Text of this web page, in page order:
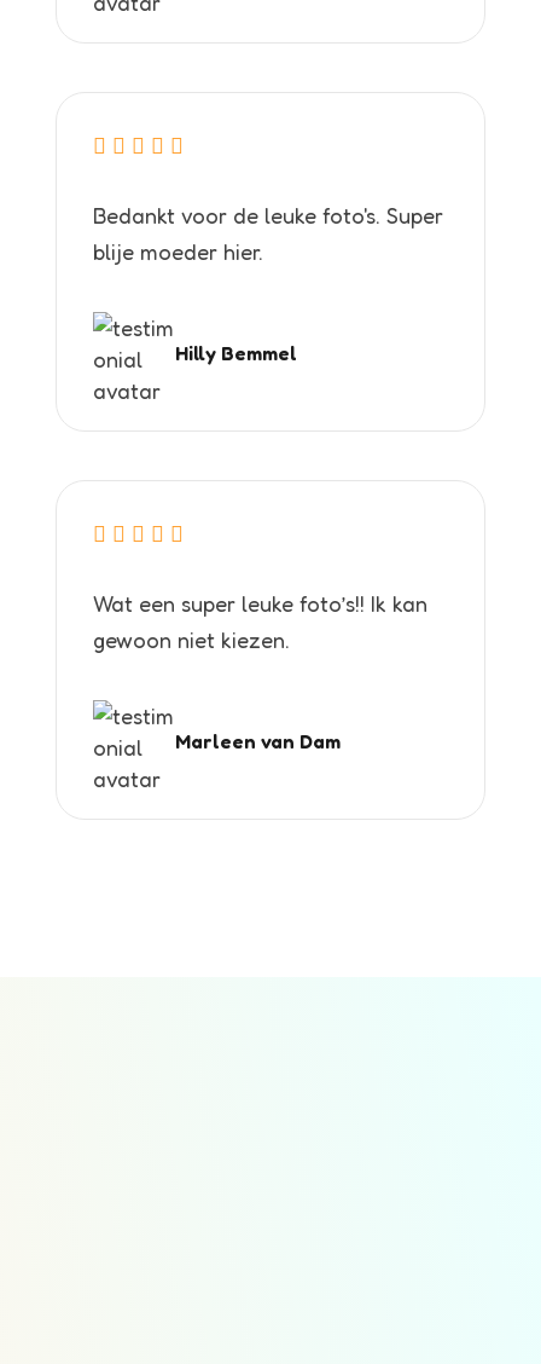
Bedankt voor de leuke foto's. Super
blije moeder hier.
Hilly Bemmel
Wat een super leuke foto’s!! Ik kan
gewoon niet kiezen.
Marleen van Dam